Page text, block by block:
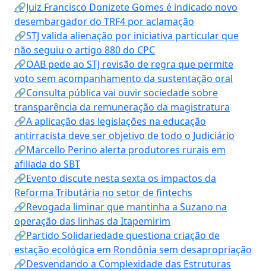
🔗Juiz Francisco Donizete Gomes é indicado novo
desembargador do TRF4 por aclamação
🔗STJ valida alienação por iniciativa particular que
não seguiu o artigo 880 do CPC
🔗OAB pede ao STJ revisão de regra que permite
voto sem acompanhamento da sustentação oral
🔗Consulta pública vai ouvir sociedade sobre
transparência da remuneração da magistratura
🔗A aplicação das legislações na educação
antirracista deve ser objetivo de todo o Judiciário
🔗Marcello Perino alerta produtores rurais em
afiliada do SBT
🔗Evento discute nesta sexta os impactos da
Reforma Tributária no setor de fintechs
🔗Revogada liminar que mantinha a Suzano na
operação das linhas da Itapemirim
🔗Partido Solidariedade questiona criação de
estação ecológica em Rondônia sem desapropriação
🔗Desvendando a Complexidade das Estruturas